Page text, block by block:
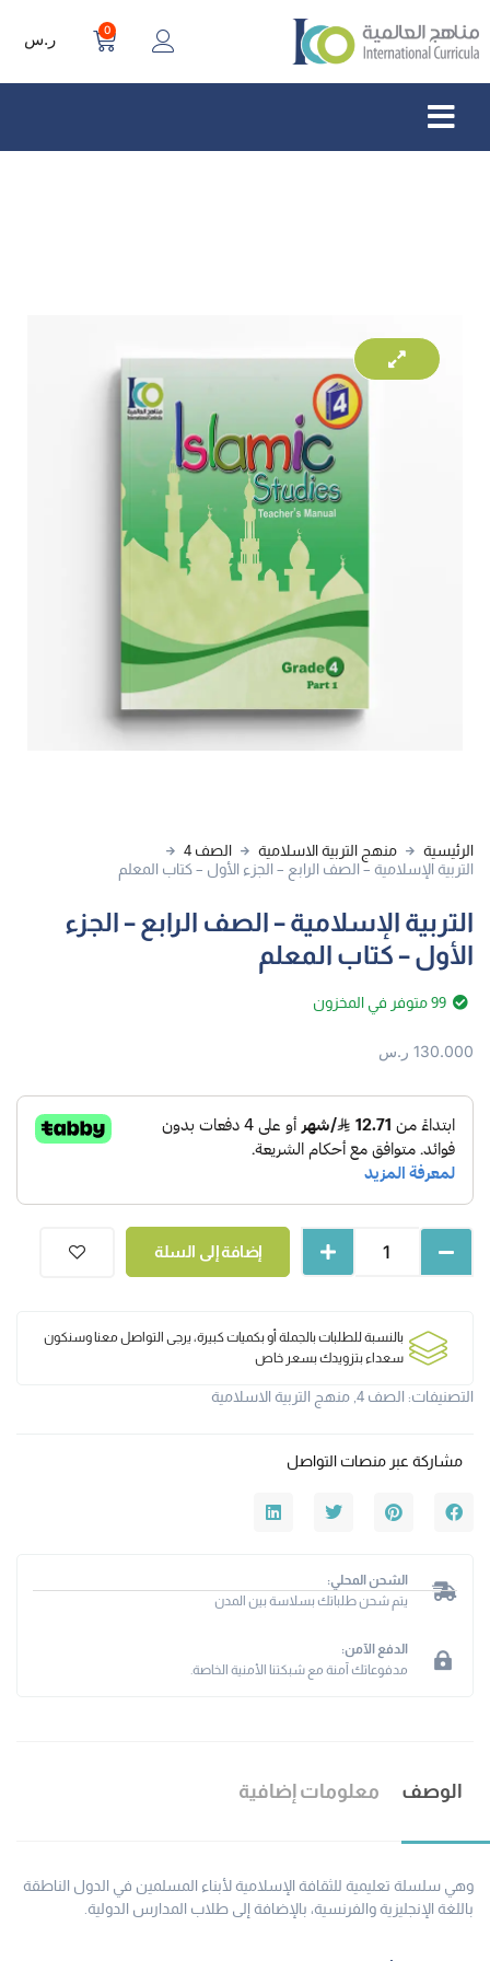
0 ر.س
الرئيسية منهج التربية الاسلامية
الصف 4
التربية الإسلامية – الصف الرابع – الجزء الأول – كتاب المعلم
التربية الإسلامية – الصف الرابع – الجزء
الأول – كتاب المعلم
99 متوفر في المخزون
130.000 ر.س
إضافة إلى السلة
بالنسبة للطلبات بالجملة أو بكميات كبيرة، يرجى التواصل معنا وسنكون
سعداء بتزويدك بسعر خاص
التصنيفات: الصف 4 منهج التربية الاسلامية
مشاركة عبر منصات التواصل
الشحن المحلي:
يتم شحن طلباتك بسلاسة بين المدن
الدفع الآمن:
مدفوعاتك آمنة مع شبكتنا الأمنية الخاصة.
الوصف معلومات إضافية
وهي سلسلة تعليمية للثقافة الإسلامية لأبناء المسلمين في الدول الناطقة
باللغة الإنجليزية والفرنسية، بالإضافة إلى طلاب المدارس الدولية.